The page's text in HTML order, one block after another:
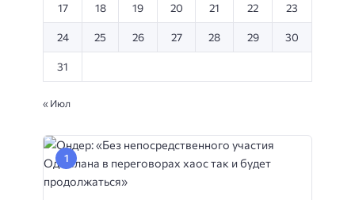
17 18 19 20 21 22 23
24 25 26 27 28 29 30
31
« Июл